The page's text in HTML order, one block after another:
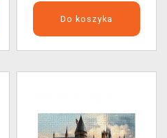
Do koszyka